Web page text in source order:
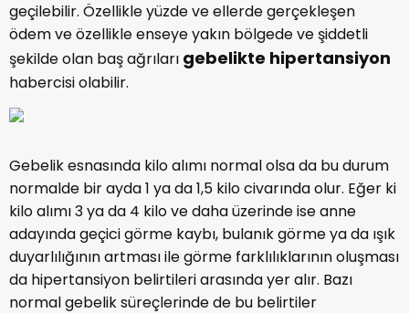
geçilebilir. Özellikle yüzde ve ellerde gerçekleşen
ödem ve özellikle enseye yakın bölgede ve şiddetli
şekilde olan baş ağrıları gebelikte hipertansiyon
habercisi olabilir.
Gebelik esnasında kilo alımı normal olsa da bu durum
normalde bir ayda 1 ya da 1,5 kilo civarında olur. Eğer ki
kilo alımı 3 ya da 4 kilo ve daha üzerinde ise anne
adayında geçici görme kaybı, bulanık görme ya da ışık
duyarlılığının artması ile görme farklılıklarının oluşması
da hipertansiyon belirtileri arasında yer alır. Bazı
normal gebelik süreçlerinde de bu belirtiler